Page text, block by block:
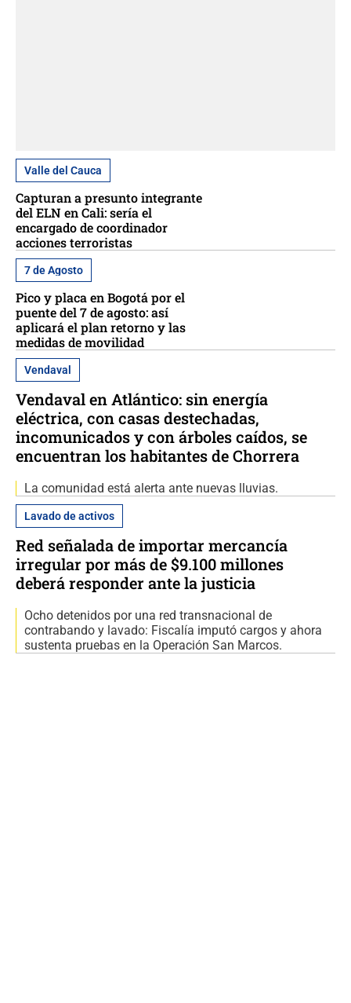
Valle del Cauca
Capturan a presunto integrante
del ELN en Cali: sería el
encargado de coordinador
acciones terroristas
7 de Agosto
Pico y placa en Bogotá por el
puente del 7 de agosto: así
aplicará el plan retorno y las
medidas de movilidad
Vendaval
Vendaval en Atlántico: sin energía
eléctrica, con casas destechadas,
incomunicados y con árboles caídos, se
encuentran los habitantes de Chorrera
La comunidad está alerta ante nuevas lluvias.
Lavado de activos
Red señalada de importar mercancía
irregular por más de $9.100 millones
deberá responder ante la justicia
Ocho detenidos por una red transnacional de
contrabando y lavado: Fiscalía imputó cargos y ahora
sustenta pruebas en la Operación San Marcos.